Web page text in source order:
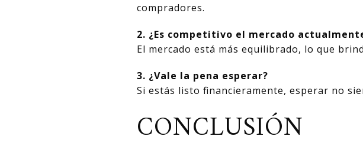
compradores.
2. ¿Es competitivo el mercado
El mercado está más equilibrado, lo que
3. ¿Vale la pena esperar?
Si estás listo financieramente, esperar no
CONCLUSIÓN